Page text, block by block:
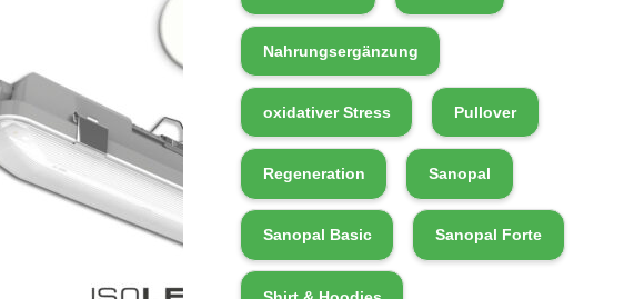
Nahrungsergänzung
oxidativer Stress Pullover
Regeneration Sanopal
Sanopal Basic Sanopal Forte